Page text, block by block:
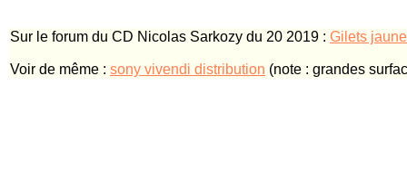
Sur le forum du CD Nicolas Sarkozy du 20 2019 : Gilets
Voir de même : sony vivendi distribution (note : grandes